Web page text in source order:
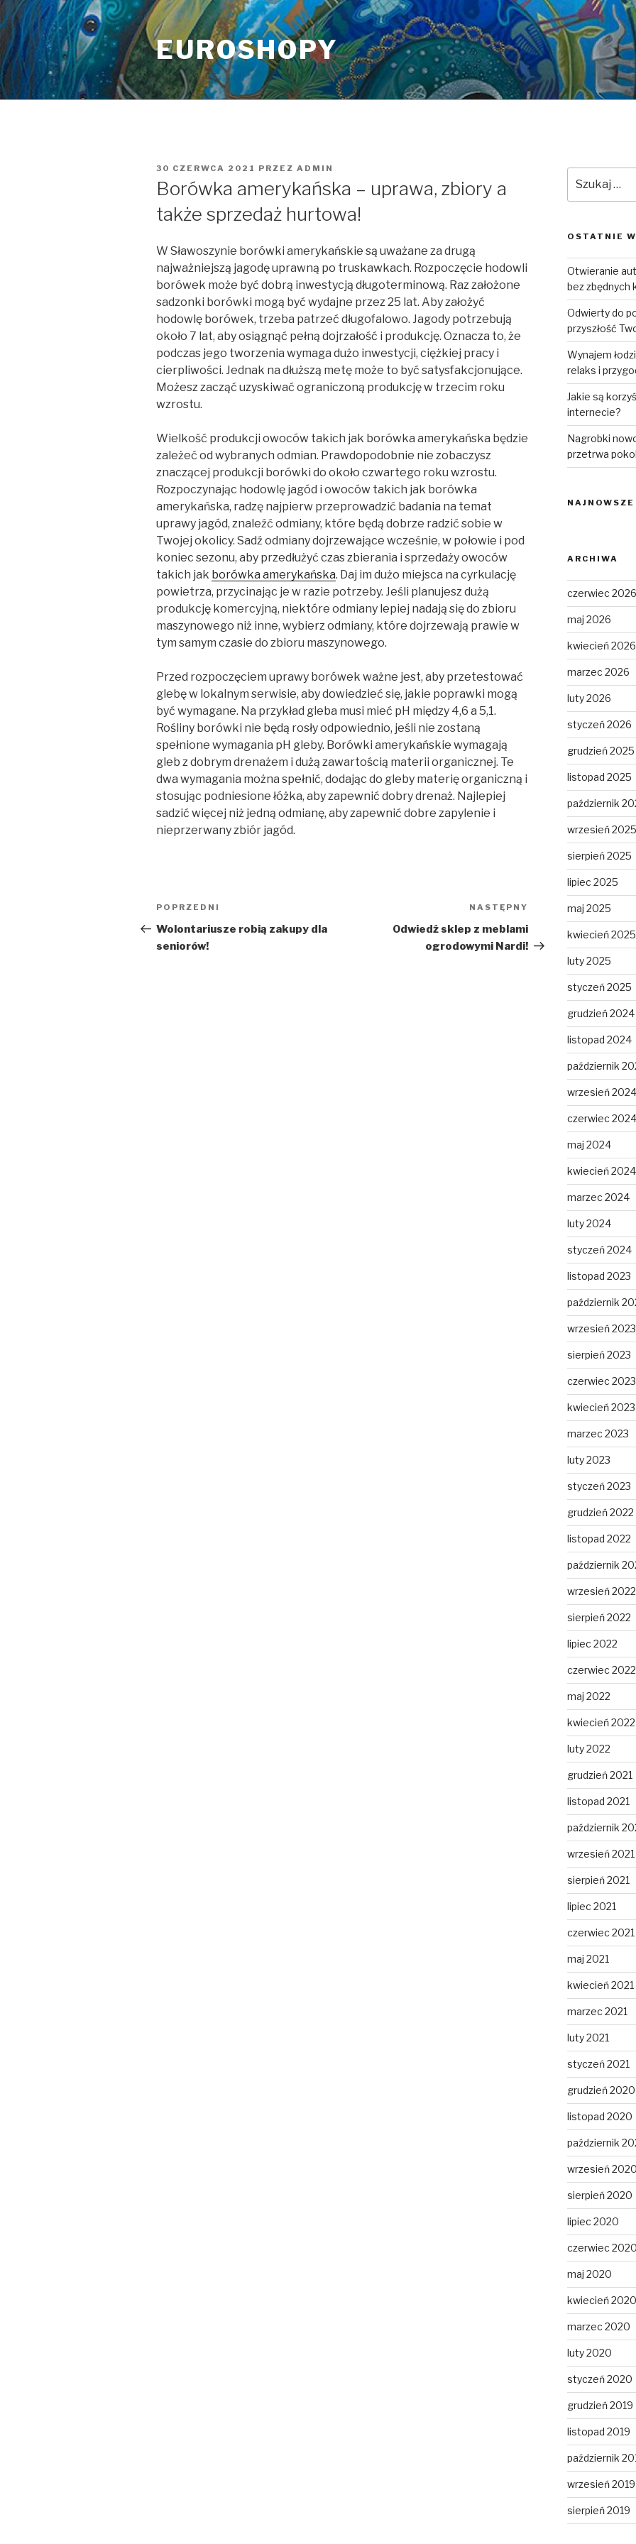
Przeskocz
do
treści
EUROSHOPY
OPUBLIKOWANE
30 CZERWCA 2021 PRZEZ ADMIN
Borówka amerykańska – uprawa, zbiory a
także sprzedaż hurtowa!
W Sławoszynie borówki amerykańskie są uważane za drugą
najważniejszą jagodę uprawną po truskawkach. Rozpoczęcie hodowli
borówek może być dobrą inwestycją długoterminową. Raz założone
sadzonki borówki mogą być wydajne przez 25 lat. Aby założyć
hodowlę borówek, trzeba patrzeć długofalowo. Jagody potrzebują
około 7 lat, aby osiągnąć pełną dojrzałość i produkcję. Oznacza to, że
podczas jego tworzenia wymaga dużo inwestycji, ciężkiej pracy i
cierpliwości. Jednak na dłuższą metę może to być satysfakcjonujące.
Możesz zacząć uzyskiwać ograniczoną produkcję w trzecim roku
wzrostu.
Wielkość produkcji owoców takich jak borówka amerykańska będzie
zależeć od wybranych odmian. Prawdopodobnie nie zobaczysz
znaczącej produkcji borówki do około czwartego roku wzrostu.
Rozpoczynając hodowlę jagód i owoców takich jak borówka
amerykańska, radzę najpierw przeprowadzić badania na temat
uprawy jagód, znaleźć odmiany, które będą dobrze radzić sobie w
Twojej okolicy. Sadź odmiany dojrzewające wcześnie, w połowie i pod
koniec sezonu, aby przedłużyć czas zbierania i sprzedaży owoców
takich jak borówka amerykańska. Daj im dużo miejsca na cyrkulację
powietrza, przycinając je w razie potrzeby. Jeśli planujesz dużą
produkcję komercyjną, niektóre odmiany lepiej nadają się do zbioru
maszynowego niż inne, wybierz odmiany, które dojrzewają prawie w
tym samym czasie do zbioru maszynowego.
Przed rozpoczęciem uprawy borówek ważne jest, aby przetestować
glebę w lokalnym serwisie, aby dowiedzieć się, jakie poprawki mogą
być wymagane. Na przykład gleba musi mieć pH między 4,6 a 5,1.
Rośliny borówki nie będą rosły odpowiednio, jeśli nie zostaną
spełnione wymagania pH gleby. Borówki amerykańskie wymagają
gleb z dobrym drenażem i dużą zawartością materii organicznej. Te
dwa wymagania można spełnić, dodając do gleby materię organiczną i
stosując podniesione łóżka, aby zapewnić dobry drenaż. Najlepiej
sadzić więcej niż jedną odmianę, aby zapewnić dobre zapylenie i
nieprzerwany zbiór jagód.
Nawigacja
wpisu
Poprzedni
wpis
POPRZEDNI
Wolontariusze robią zakupy dla
seniorów!
Następny
wpis
NASTĘPNY
Odwiedź sklep z meblami
ogrodowymi Nardi!
OSTATNIE
Otwieranie
bez
Odwierty do
przyszłość
Wynajem
relaks i
Jakie są
internecie?
Nagrobki
przetrwa
ARCHIWA
czerwiec 2026
maj 2026
kwiecień 2026
marzec 2026
luty 2026
styczeń 2026
grudzień 2025
listopad 2025
październik
wrzesień 2025
sierpień 2025
lipiec 2025
maj 2025
kwiecień 2025
luty 2025
styczeń 2025
grudzień 2024
listopad 2024
październik
wrzesień 2024
czerwiec 2024
maj 2024
kwiecień 2024
marzec 2024
luty 2024
styczeń 2024
listopad 2023
październik
wrzesień 2023
sierpień 2023
czerwiec 2023
kwiecień 2023
marzec 2023
luty 2023
styczeń 2023
grudzień 2022
listopad 2022
październik
wrzesień 2022
sierpień 2022
lipiec 2022
czerwiec 2022
maj 2022
kwiecień 2022
luty 2022
grudzień 2021
listopad 2021
październik
wrzesień 2021
sierpień 2021
lipiec 2021
czerwiec 2021
maj 2021
kwiecień 2021
marzec 2021
luty 2021
styczeń 2021
grudzień 2020
listopad 2020
październik
wrzesień
sierpień 2020
lipiec 2020
czerwiec
maj 2020
kwiecień 2020
marzec 2020
luty 2020
styczeń 2020
grudzień 2019
listopad 2019
październik
wrzesień 2019
sierpień 2019